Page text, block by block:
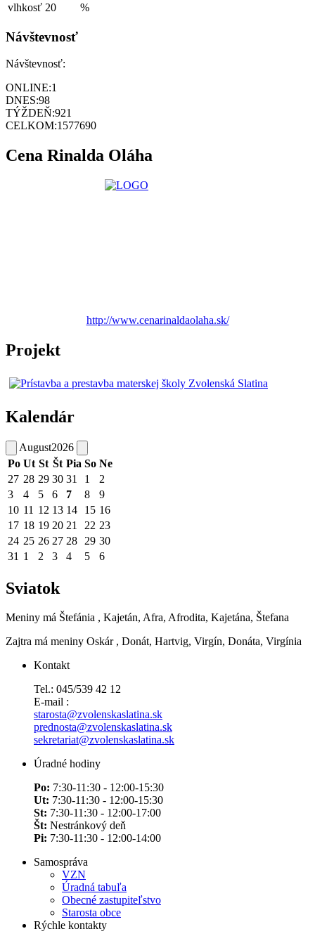
vlhkosť 20 %
Návštevnosť
Návštevnosť:
ONLINE:1
DNES:98
TÝŽDEŇ:921
CELKOM:1577690
Cena Rinalda Oláha
http://www.cenarinaldaolaha.sk/
Projekt
Kalendár
August2026
Po Ut St Št Pia So Ne
27 28 29 30 31 1
2
3
4 5 6 7 8
9
10 11 12 13 14 15 16
17 18 19 20 21 22 23
24 25 26 27 28 29 30
31 1 2 3 4 5 6
Sviatok
Meniny má Štefánia , Kajetán, Afra, Afrodita, Kajetána, Štefana
Zajtra má meniny Oskár , Donát, Hartvig, Virgín, Donáta, Virgínia
Kontakt
Tel.: 045/539 42 12
E-mail :
starosta@zvolenskaslatina.sk
prednosta@zvolenskaslatina.sk
sekretariat@zvolenskaslatina.sk
Úradné hodiny
Po: 7:30-11:30 - 12:00-15:30
Ut: 7:30-11:30 - 12:00-15:30
St: 7:30-11:30 - 12:00-17:00
Št: Nestránkový deň
Pi: 7:30-11:30 - 12:00-14:00
Samospráva
VZN
Úradná tabuľa
Obecné zastupiteľstvo
Starosta obce
Rýchle kontakty